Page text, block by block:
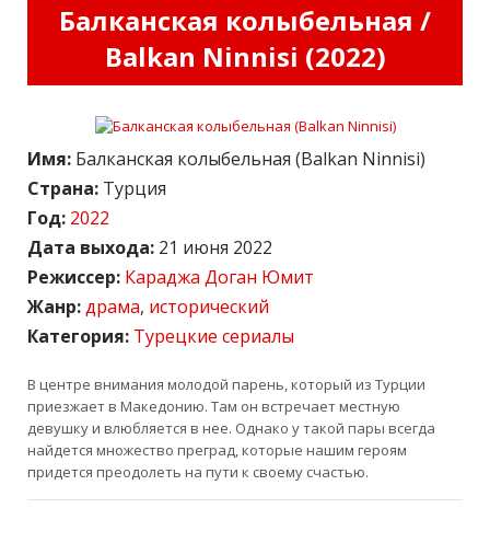
Балканская колыбельная /
Balkan Ninnisi (2022)
Имя: Балканская колыбельная (Balkan Ninnisi)
Страна: Турция
Год: 2022
Дата выхода: 21 июня 2022
Режиссер: Караджа Доган Юмит
Жанр:драма, исторический
Категория: Турецкие сериалы
В центре внимания молодой парень, который из Турции
приезжает в Македонию. Там он встречает местную
девушку и влюбляется в нее. Однако у такой пары всегда
найдется множество преград, которые нашим героям
придется преодолеть на пути к своему счастью.